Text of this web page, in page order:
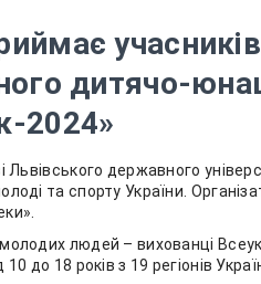
дитячо-
2024»
Львівського державного
та спорту України.
людей – вихованці
до 18 років з 19 регіонів